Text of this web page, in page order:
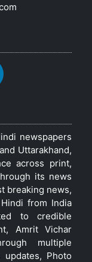
newspapers
Uttarakhand,
across print,
its news
breaking news,
from India
to credible
Amrit Vichar
multiple
Photo